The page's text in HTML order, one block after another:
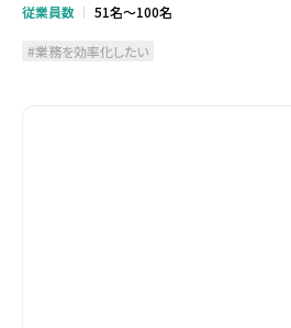
従業員数
51名～100名
業務を効率化したい